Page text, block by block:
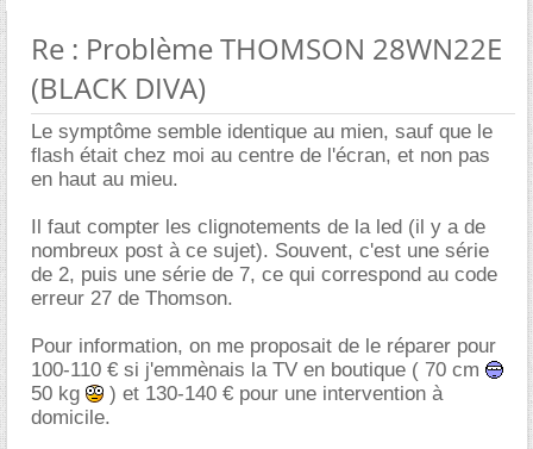
Re : Problème THOMSON 28WN22E
(BLACK DIVA)
Le symptôme semble identique au mien, sauf que le
flash était chez moi au centre de l'écran, et non pas
en haut au mieu.
Il faut compter les clignotements de la led (il y a de
nombreux post à ce sujet). Souvent, c'est une série
de 2, puis une série de 7, ce qui correspond au code
erreur 27 de Thomson.
Pour information, on me proposait de le réparer pour
100-110 € si j'emmènais la TV en boutique ( 70 cm
50 kg
) et 130-140 € pour une intervention à
domicile.